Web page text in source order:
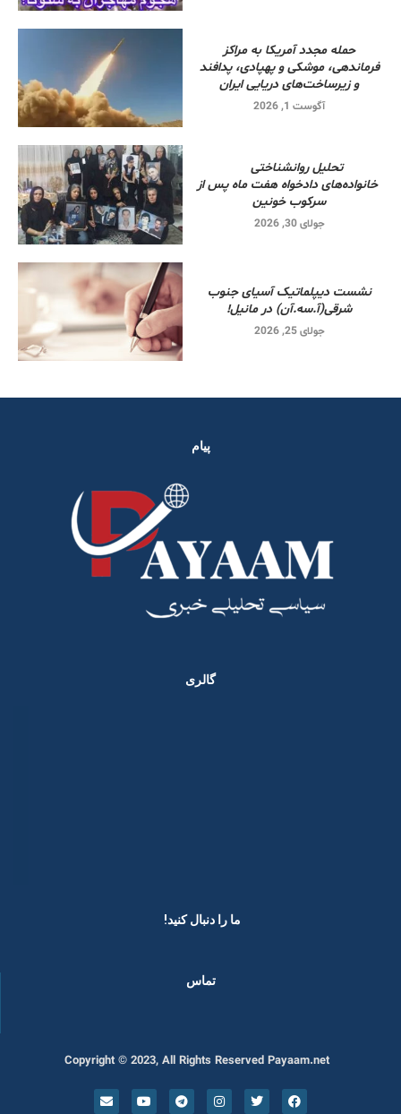
حمله مجدد آمریکا به مراکز
فرماندهی، موشکی و پهپادی، پدافند
و زیرساخت‌های دریایی ایران
آگوست 1, 2026
تحلیل روانشناختی
خانواده‌های دادخواه هفت ماه پس از
سرکوب خونین
جولای 30, 2026
نشست دیپلماتیک آسیای جنوب
شرقی‌(آ.سه.آن) در مانیل!
جولای 25, 2026
پیام
گالری
ما را دنبال کنید! ​
تماس
Copyright © 2023, All Rights Reserved Payaam.net